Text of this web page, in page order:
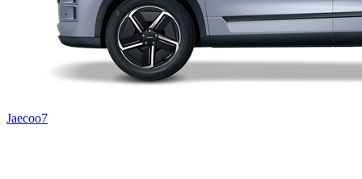
Jaecoo7